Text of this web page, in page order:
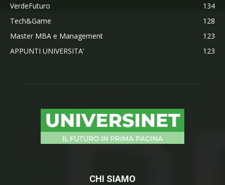
VerdeFuturo
134
Tech&Game
128
Master MBA e Management
123
APPUNTI UNIVERSITA'
123
CHI SIAMO